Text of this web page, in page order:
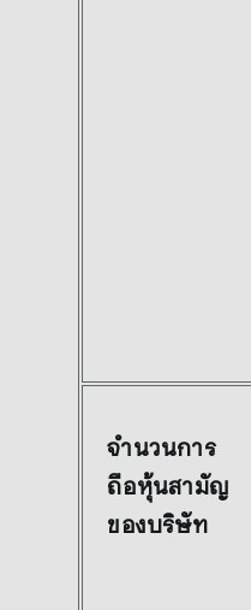
จำนวนการ
ถือหุ้นสามัญ
ของบริษัท